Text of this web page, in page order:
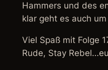
Hammers und des
klar geht es auch
Viel Spaß mit Folge
Rude, Stay